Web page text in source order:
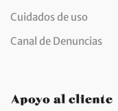
Cuidados de uso
Canal de Denuncias
Apoyo al cliente